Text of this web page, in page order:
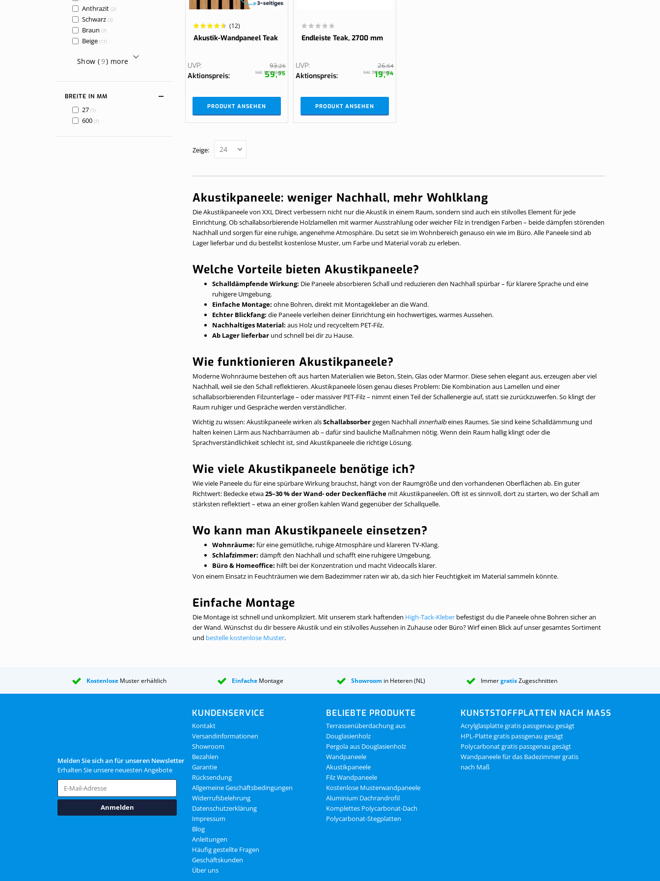
Wertung:
94.6154%
(12)
Akustik-Wandpaneel Teak
UVP 93,26
Aktionspreis 59,95
Inkl. 19 % MwSt.
PRODUKT ANSEHEN
Wertung:
0%
Endleiste Teak, 2700 mm
UVP 26,64
Aktionspreis 19,94
Inkl. 19 % MwSt.
PRODUKT ANSEHEN
Zeige
Akustikpaneele: weniger Nachhall, mehr Wohlklang
Die Akustikpaneele von XXL Direct verbessern nicht nur die Akustik in einem Raum, sondern sind auch ein stilvolles Element für jede
Einrichtung. Ob schallabsorbierende Holzlamellen mit warmer Ausstrahlung oder weicher Filz in trendigen Farben – beide dämpfen störenden
Nachhall und sorgen für eine ruhige, angenehme Atmosphäre. Du setzt sie im Wohnbereich genauso ein wie im Büro. Alle Paneele sind ab
Lager lieferbar und du bestellst kostenlose Muster, um Farbe und Material vorab zu erleben.
Welche Vorteile bieten Akustikpaneele?
Schalldämpfende Wirkung: Die Paneele absorbieren Schall und reduzieren den Nachhall spürbar – für klarere Sprache und eine
ruhigere Umgebung.
Einfache Montage: ohne Bohren, direkt mit Montagekleber an die Wand.
Echter Blickfang: die Paneele verleihen deiner Einrichtung ein hochwertiges, warmes Aussehen.
Nachhaltiges Material: aus Holz und recyceltem PET-Filz.
Ab Lager lieferbar und schnell bei dir zu Hause.
Wie funktionieren Akustikpaneele?
Moderne Wohnräume bestehen oft aus harten Materialien wie Beton, Stein, Glas oder Marmor. Diese sehen elegant aus, erzeugen aber viel
Nachhall, weil sie den Schall reflektieren. Akustikpaneele lösen genau dieses Problem: Die Kombination aus Lamellen und einer
schallabsorbierenden Filzunterlage – oder massiver PET-Filz – nimmt einen Teil der Schallenergie auf, statt sie zurückzuwerfen. So klingt der
Raum ruhiger und Gespräche werden verständlicher.
Wichtig zu wissen: Akustikpaneele wirken alsSchallabsorbergegen Nachhall innerhalbeines Raumes. Sie sind keine Schalldämmung und
halten keinen Lärm aus Nachbarräumen ab – dafür sind bauliche Maßnahmen nötig. Wenn dein Raum hallig klingt oder die
Sprachverständlichkeit schlecht ist, sind Akustikpaneele die richtige Lösung.
Wie viele Akustikpaneele benötige ich?
Wie viele Paneele du für eine spürbare Wirkung brauchst, hängt von der Raumgröße und den vorhandenen Oberflächen ab. Ein guter
Richtwert: Bedecke etwa25–30 % der Wand- oder Deckenfläche mit Akustikpaneelen. Oft ist es sinnvoll, dort zu starten, wo der Schall am
stärksten reflektiert – etwa an einer großen kahlen Wand gegenüber der Schallquelle.
Wo kann man Akustikpaneele einsetzen?
Wohnräume: für eine gemütliche, ruhige Atmosphäre und klareren TV-Klang.
Schlafzimmer: dämpft den Nachhall und schafft eine ruhigere Umgebung.
Büro & Homeoffice: hilft bei der Konzentration und macht Videocalls klarer.
Von einem Einsatz in Feuchträumen wie dem Badezimmer raten wir ab, da sich hier Feuchtigkeit im Material sammeln könnte.
Einfache Montage
Die Montage ist schnell und unkompliziert. Mit unserem stark haftenden High-Tack-Kleber befestigst du die Paneele ohne Bohren sicher an
der Wand. Wünschst du dir bessere Akustik und ein stilvolles Aussehen in Zuhause oder Büro? Wirf einen Blick auf unser gesamtes Sortiment
und bestelle kostenlose Muster.
Anthrazit 2
Artikel
Schwarz 3
Artikel
Braun 7
Artikel
Beige 11
Artikel
Show (9) more
BREITE IN MM
27 1
Artikel
600 1
Artikel
Kostenlose Muster erhältlich EinfacheMontage Showroom in Heteren (NL) ImmergratisZugeschnitten
Melden Sie sich an für unseren Newsletter
Erhalten Sie unsere neuesten Angebote
Anmelden
KUNDENSERVICE
Kontakt
Versandinformationen
Showroom
Bezahlen
Garantie
Rücksendung
Allgemeine Geschäftsbedingungen
Widerrufsbelehrung
Datenschutzerklärung
Impressum
Blog
Anleitungen
Häufig gestellte Fragen
Geschäftskunden
Über uns
BELIEBTE PRODUKTE
Terrassenüberdachung aus
Douglasienholz
Pergola aus Douglasienholz
Wandpaneele
Akustikpaneele
Filz Wandpaneele
Kostenlose Musterwandpaneele
Aluminium Dachrandrofil
Komplettes Polycarbonat-Dach
Polycarbonat-Stegplatten
KUNSTSTOFFPLATTEN NACH MASS
Acrylglasplatte gratis passgenau gesägt
HPL-Platte gratis passgenau gesägt
Polycarbonat gratis passgenau gesägt
Wandpaneele für das Badezimmer gratis
nach Maß